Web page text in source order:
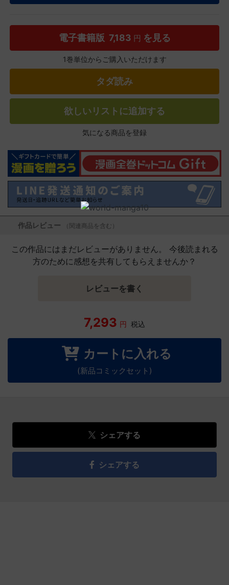
電子書籍版 7,183 円 を見る
1巻単位からご購入いただけます
タダ読み
欲しいリストに追加する
気になる商品を登録
作品レビュー （関連商品を含む）
この作品にはまだレビューがありません。 今後読まれる
方のために感想を共有してもらえませんか？
レビューを書く
7,293 円 税込
カートに入れる
(新品コミックセット)
シェアする
シェアする